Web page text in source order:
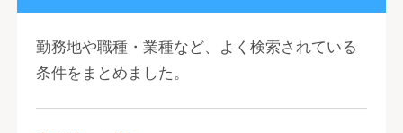
勤務地や職種・業種など、よく検索されている
条件をまとめました。